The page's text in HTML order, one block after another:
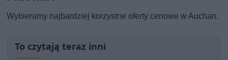
Wybieramy najbardziej korzystne oferty cenowe w Auchan.
To czytają teraz inni